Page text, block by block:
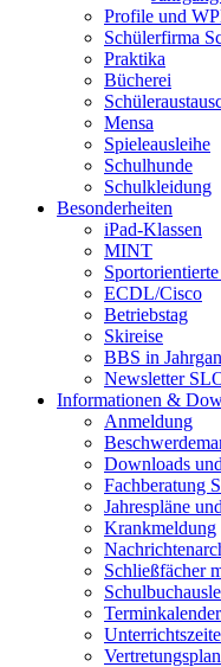
Profile und
Schülerfirma
Praktika
Bücherei
Mensa
Spieleausleihe
Schulhunde
Schulkleidung
Besonderheiten
iPad-Klassen
MINT
ECDL/Cisco
Betriebstag
Skireise
BBS in
Newsletter
Informationen &
Anmeldung
Downloads
Fachberatung
Jahrespläne
Krankmeldung
Schließfächer
Vertretungsplan